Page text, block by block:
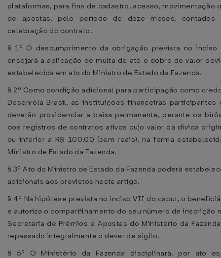
plataformas, para fins de cadastro, acesso, movimentação
de apostas, pelo período de doze meses,
celebração do contrato.
§ 1º O descumprimento da obrigação prevista no
ensejará a aplicação de multa de até o dobro do valor
estabelecida em ato do Ministro de Estado da Fazenda.
§ 2º Como condição adicional para participação como
Desenrola Brasil, as instituições financeiras participantes
deverão providenciar a baixa permanente, perante os
dos registros de contratos ativos cujo valor da dívida
ou inferior a R$ 100,00 (cem reais), na forma
Ministro de Estado da Fazenda.
§ 3º Ato do Ministro de Estado da Fazenda poderá
adicionais aos previstos neste artigo.
§ 4º Na hipótese prevista no inciso VII do caput, o
e autoriza o compartilhamento do seu número de inscrição
Secretaria de Prêmios e Apostas do Ministério da
repassado integralmente o dever de sigilo.
§ 5º O Ministério da Fazenda disciplinará, por ato